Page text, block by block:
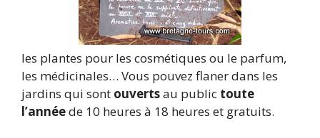
les plantes pour les cosmétiques ou le parfum,
les médicinales… Vous pouvez flaner dans les
jardins qui sont ouvertsau public toute
l’annéede 10 heures à 18 heures et gratuits.